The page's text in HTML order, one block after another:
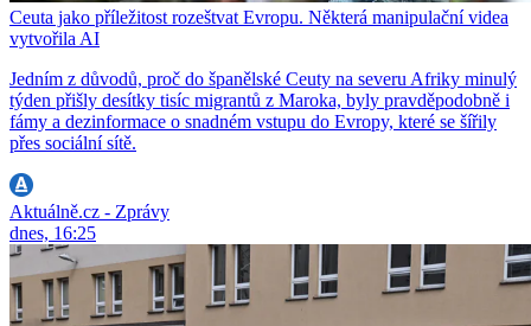
Ceuta jako příležitost rozeštvat Evropu. Některá manipulační videa
vytvořila AI
Jedním z důvodů, proč do španělské Ceuty na severu Afriky minulý
týden přišly desítky tisíc migrantů z Maroka, byly pravděpodobně i
fámy a dezinformace o snadném vstupu do Evropy, které se šířily
přes sociální sítě.
Aktuálně.cz - Zprávy
dnes, 16:25